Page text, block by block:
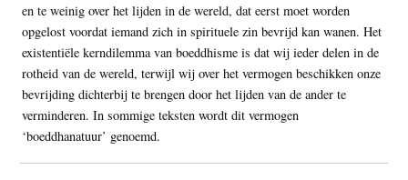
en te weinig over het lijden in de wereld, dat eerst moet worden
opgelost voordat iemand zich in spirituele zin bevrijd kan wanen. Het
existentiële kerndilemma van boeddhisme is dat wij ieder delen in de
rotheid van de wereld, terwijl wij over het vermogen beschikken onze
bevrijding dichterbij te brengen door het lijden van de ander te
verminderen. In sommige teksten wordt dit vermogen
‘boeddhanatuur’ genoemd.